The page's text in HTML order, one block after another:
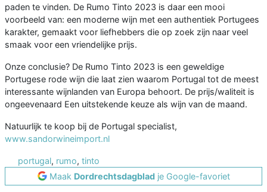
paden te vinden. De Rumo Tinto 2023 is daar een mooi
voorbeeld van: een moderne wijn met een authentiek Portugees
karakter, gemaakt voor liefhebbers die op zoek zijn naar veel
smaak voor een vriendelijke prijs.
Onze conclusie? De Rumo Tinto 2023 is een geweldige
Portugese rode wijn die laat zien waarom Portugal tot de meest
interessante wijnlanden van Europa behoort. De prijs/waliteit is
ongeevenaard Een uitstekende keuze als wijn van de maand.
Natuurlijk te koop bij de Portugal specialist,
www.sandorwineimport.nl
portugal, rumo, tinto
Maak Dordrechtsdagbladje Google-favoriet